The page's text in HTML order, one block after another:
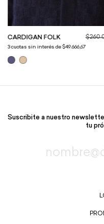
CARDIGAN FOLK
3cuotas sin interés de$49.666,67
Suscribite a nuestro
tu